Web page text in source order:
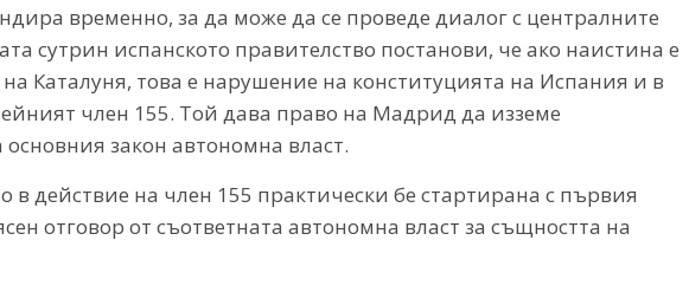
временно, за да може да се проведе диалог с централните
сутрин испанското правителство постанови, че ако наистина е
Каталуня, това е нарушение на конституцията на Испания и в
член 155. Той дава право на Мадрид да изземе
закон автономна власт.
действие на член 155 практически бе стартирана с първия
отговор от съответната автономна власт за същността на